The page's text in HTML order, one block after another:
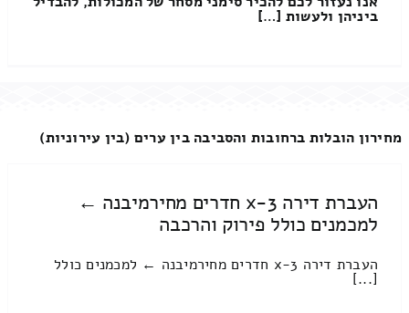
ביניהן ולעשות […]
מחירון הובלות ברחובות והסביבה בין ערים (בין עירוניות)
העברת דירה 3-x חדרים מחירמיבנה ←
למכמנים כולל פירוק והרכבה
העברת דירה 3-x חדרים מחירמיבנה ← למכמנים כולל
[...]